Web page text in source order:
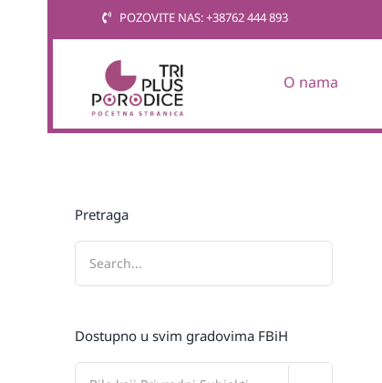
POZOVITE NAS: +38762 444 893
O nama
Pretraga
Dostupno u svim gradovima FBiH